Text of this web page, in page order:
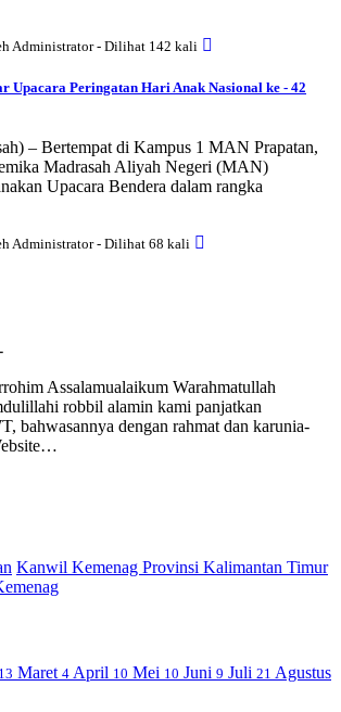
Administrator - Dilihat 142 kali
Upacara Peringatan Hari Anak Nasional ke - 42
– Bertempat di Kampus 1 MAN Prapatan,
Madrasah Aliyah Negeri (MAN)
Upacara Bendera dalam rangka
Administrator - Dilihat 68 kali
Assalamualaikum Warahmatullah
robbil alamin kami panjatkan
bahwasannya dengan rahmat dan karunia-
Kanwil Kemenag Provinsi Kalimantan Timur
13 Maret 4 April 10 Mei 10 Juni 9 Juli 21 Agustus